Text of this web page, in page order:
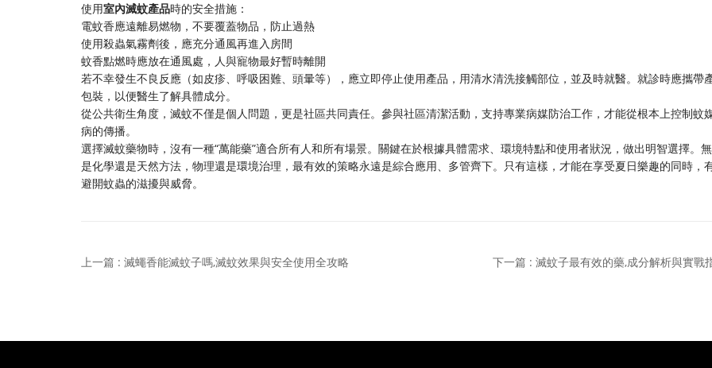
使用室內滅蚊產品時的安全措施：
電蚊香應遠離易燃物，不要覆蓋物品，防止過熱
使用殺蟲氣霧劑後，應充分通風再進入房間
蚊香點燃時應放在通風處，人與寵物最好暫時離開
若不幸發生不良反應（如皮疹、呼吸困難、頭暈等），應立即停止使用產品，用清水清洗接觸部位，並及時就醫。就診時應攜帶
包裝，以便醫生了解具體成分。
從公共衛生角度，滅蚊不僅是個人問題，更是社區共同責任。參與社區清潔活動，支持專業病媒防治工作，才能從根本上控制蚊
病的傳播。
選擇滅蚊藥物時，沒有一種“萬能藥”適合所有人和所有場景。關鍵在於根據具體需求、環境特點和使用者狀況，做出明智選擇。
是化學還是天然方法，物理還是環境治理，最有效的策略永遠是綜合應用、多管齊下。只有這樣，才能在享受夏日樂趣的同時，
避開蚊蟲的滋擾與威脅。
上一篇 : 滅蠅香能滅蚊子嗎,滅蚊效果與安全使用全攻略 下一篇 : 滅蚊子最有效的藥,成分解析與實戰